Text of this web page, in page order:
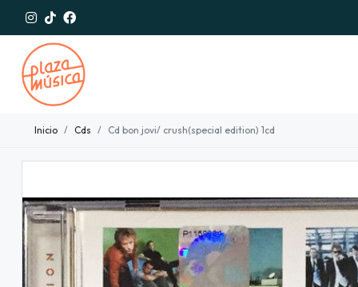
Inicio Cds Cd bon jovi/ crush(special edition) 1cd